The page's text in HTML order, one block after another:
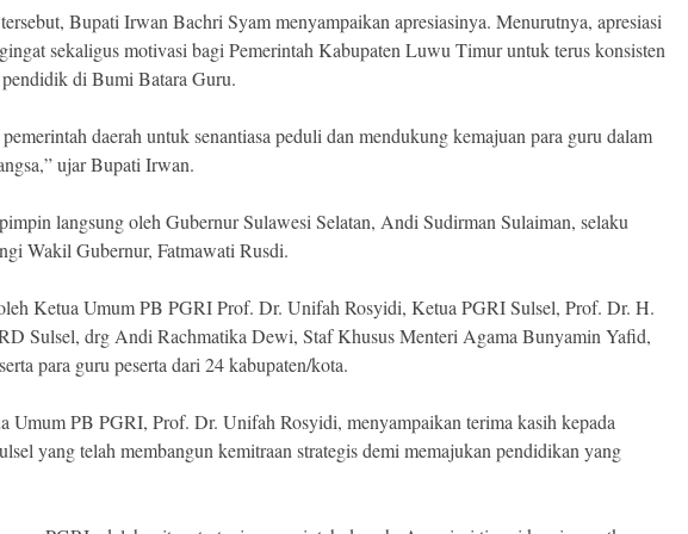
Bupati Irwan Bachri Syam menyampaikan apresiasinya. Menurutnya, apresiasi
sekaligus motivasi bagi Pemerintah Kabupaten Luwu Timur untuk terus konsisten
di Bumi Batara Guru.
daerah untuk senantiasa peduli dan mendukung kemajuan para guru dalam
ujar Bupati Irwan.
langsung oleh Gubernur Sulawesi Selatan, Andi Sudirman Sulaiman, selaku
Wakil Gubernur, Fatmawati Rusdi.
Ketua Umum PB PGRI Prof. Dr. Unifah Rosyidi, Ketua PGRI Sulsel, Prof. Dr. H.
Sulsel, drg Andi Rachmatika Dewi, Staf Khusus Menteri Agama Bunyamin Yafid,
para guru peserta dari 24 kabupaten/kota.
Umum PB PGRI, Prof. Dr. Unifah Rosyidi, menyampaikan terima kasih kepada
yang telah membangun kemitraan strategis demi memajukan pendidikan yang